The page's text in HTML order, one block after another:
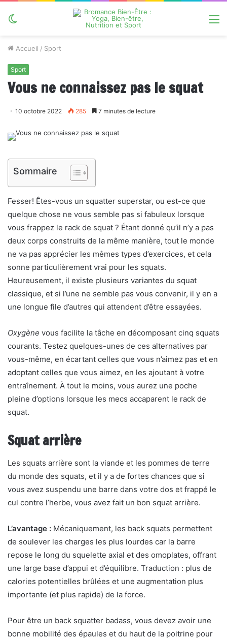
Accueil / Sport
Sport
Vous ne connaissez pas le squat
10 octobre 2022 285 7 minutes de lecture
Sommaire
Fesser! Êtes-vous un squatter superstar, ou est-ce que
quelque chose ne vous semble pas si fabuleux lorsque
vous frappez le rack de squat ? Étant donné qu’il n’y a pas
deux corps construits de la même manière, tout le monde
ne va pas apprécier les mêmes types d’exercices, et cela
sonne particulièrement vrai pour les squats.
Heureusement, il existe plusieurs variantes du squat
classique, et si l’une ne semble pas vous convenir, il y en a
une longue file d’autres qui attendent d’être essayées.
Oxygène vous facilite la tâche en décomposant cinq squats
courants. Testez quelques-unes de ces alternatives par
vous-même, en écartant celles que vous n’aimez pas et en
adoptant celles que vous aimez, en les ajoutant à votre
entraînement. À tout le moins, vous aurez une poche
pleine d’options lorsque les mecs accaparent le rack de
squat.
Squat arrière
Les squats arrière sont la viande et les pommes de terre
du monde des squats, et il y a de fortes chances que si
vous avez suspendu une barre dans votre dos et frappé le
cul contre l’herbe, vous avez fait un bon squat arrière.
L’avantage : Mécaniquement, les back squats permettent
de soulever les charges les plus lourdes car la barre
repose le long du squelette axial et des omoplates, offrant
une large base d’appui et d’équilibre. Traduction : plus de
calories potentielles brûlées et une augmentation plus
importante (et plus rapide) de la force.
Pour être un back squatter badass, vous devez avoir une
bonne mobilité des épaules et du haut de la poitrine pour